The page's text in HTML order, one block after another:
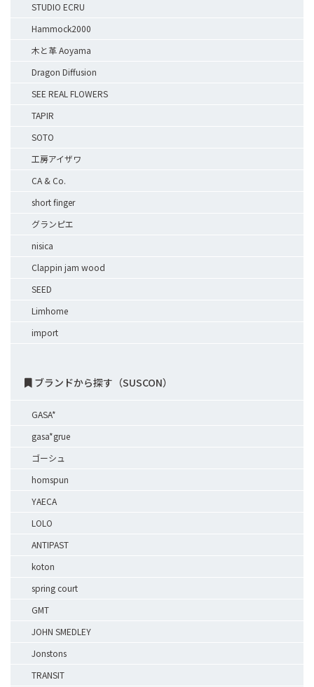
STUDIO ECRU
Hammock2000
木と革 Aoyama
Dragon Diffusion
SEE REAL FLOWERS
TAPIR
SOTO
工房アイザワ
CA & Co.
short finger
グランピエ
nisica
Clappin jam wood
SEED
Limhome
import
ブランドから探す（SUSCON）
GASA*
gasa*grue
ゴーシュ
homspun
YAECA
LOLO
ANTIPAST
koton
spring court
GMT
JOHN SMEDLEY
Jonstons
TRANSIT